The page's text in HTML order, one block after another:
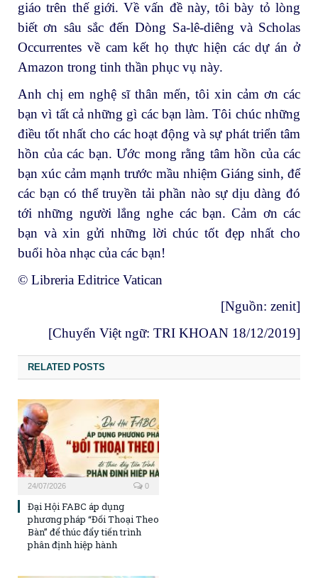
giáo trên thế giới. Về vấn đề này, tôi bày tỏ lòng
biết ơn sâu sắc đến Dòng Sa-lê-diêng và Scholas
Occurrentes về cam kết họ thực hiện các dự án ở
Amazon trong tinh thần phục vụ này.
Anh chị em nghệ sĩ thân mến, tôi xin cảm ơn các
bạn vì tất cả những gì các bạn làm. Tôi chúc những
điều tốt nhất cho các hoạt động và sự phát triển tâm
hồn của các bạn. Ước mong rằng tâm hồn của các
bạn xúc cảm mạnh trước mầu nhiệm Giáng sinh, để
các bạn có thể truyền tải phần nào sự dịu dàng đó
tới những người lắng nghe các bạn. Cảm ơn các
bạn và xin gửi những lời chúc tốt đẹp nhất cho
buổi hòa nhạc của các bạn!
© Libreria Editrice Vatican
[Nguồn: zenit]
[Chuyển Việt ngữ: TRI KHOAN 18/12/2019]
RELATED POSTS
24/07/2026 0
Đại Hội FABC áp dụng
phương pháp “Đối Thoại Theo
Bàn” để thúc đẩy tiến trình
phân định hiệp hành